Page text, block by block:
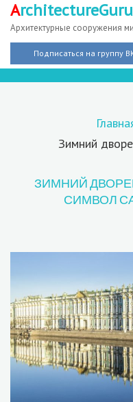
ArchitectureGuru
Архитектурные сооружения
Подписаться на группу
Зимний
ЗИМНИЙ
СИМВОЛ